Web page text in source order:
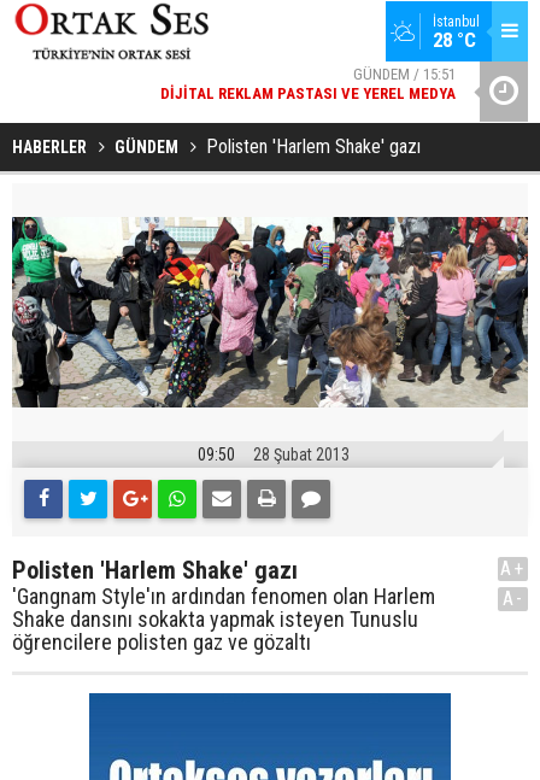
İstanbul
28 °C
DIJITAL REKLAM PASTASI VE YEREL MEDYA
GENÇLERBIRLIĞI SPOR KULÜBÜNDEN AÇIKLAMA GELDI
HABERLER GÜNDEM Polisten 'Harlem Shake' gazı
09:50 28 Şubat 2013
Polisten 'Harlem Shake' gazı
'Gangnam Style'ın ardından fenomen olan Harlem
Shake dansını sokakta yapmak isteyen Tunuslu
öğrencilere polisten gaz ve gözaltı
A+
A-